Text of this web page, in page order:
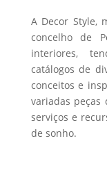
A Decor Style,
concelho de
interiores,
catálogos de
conceitos e
variadas peças
serviços e
de sonho.